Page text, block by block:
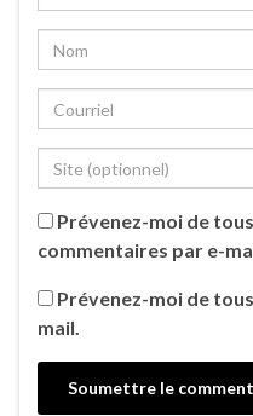
Prévenez-moi de
commentaires par e-
Prévenez-moi de
mail.